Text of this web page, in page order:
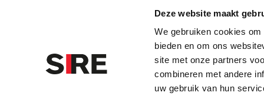
Deze website maakt
We gebruiken cookies
bieden en om ons
site met onze partners
combineren met andere
uw gebruik van hun